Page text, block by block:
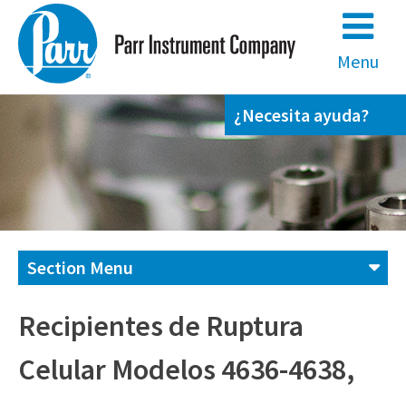
content
Menu
¿Necesita ayuda?
Contáctenos
Section Menu
Recipientes de Ruptura
Celular Modelos 4636-4638,